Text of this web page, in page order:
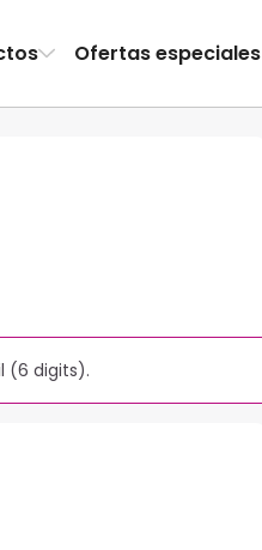
Ofertas especiales
(6 digits).